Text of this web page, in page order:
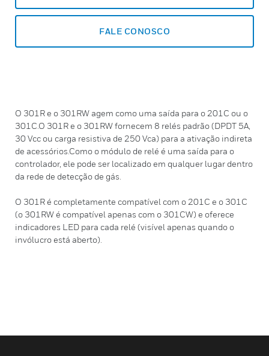
FALE CONOSCO
O 301R e o 301RW agem como uma saída para o 201C ou o
301C.O 301R e o 301RW fornecem 8 relés padrão (DPDT 5A,
30 Vcc ou carga resistiva de 250 Vca) para a ativação indireta
de acessórios.Como o módulo de relé é uma saída para o
controlador, ele pode ser localizado em qualquer lugar dentro
da rede de detecção de gás.
O 301R é completamente compatível com o 201C e o 301C
(o 301RW é compatível apenas com o 301CW) e oferece
indicadores LED para cada relé (visível apenas quando o
invólucro está aberto).